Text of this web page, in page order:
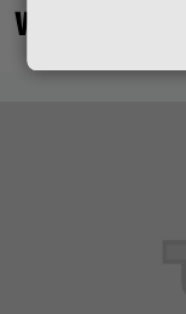
valtavasti